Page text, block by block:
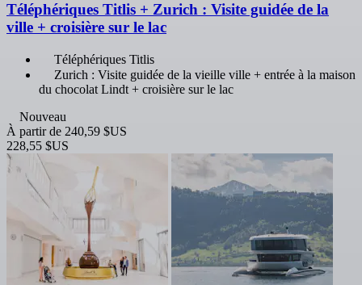
Téléphériques Titlis + Zurich : Visite guidée de la
ville + croisière sur le lac
Téléphériques Titlis
Zurich : Visite guidée de la vieille ville + entrée à la maison
du chocolat Lindt + croisière sur le lac
Nouveau
À partir de 240,59 $US
228,55 $US